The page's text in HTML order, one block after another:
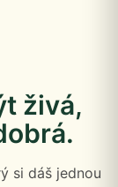
živá,
si dáš jednou